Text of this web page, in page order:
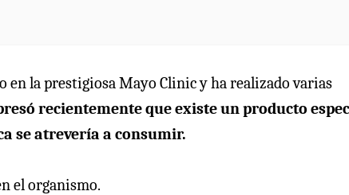
en la prestigiosa Mayo Clinic y ha realizado varias
recientemente que existe un producto
se atrevería a consumir.
el organismo.